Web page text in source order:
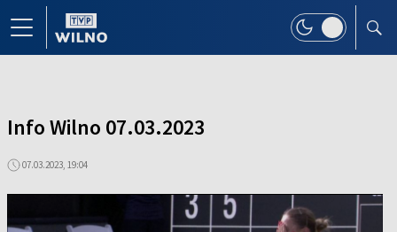
Info Wilno 07.03.2023
07.03.2023, 19:04